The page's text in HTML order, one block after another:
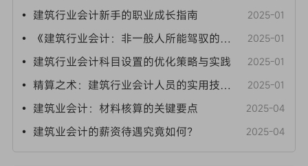
• 建筑行业会计新手的职业成长指南 2025-01
• 《建筑行业会计：非一般人所能驾驭的职场高手》 2025-01
• 建筑行业会计科目设置的优化策略与实践 2025-01
• 精算之术：建筑行业会计人员的实用技巧探析 2025-01
• 建筑业会计：材料核算的关键要点 2025-04
• 建筑业会计的薪资待遇究竟如何？ 2025-04